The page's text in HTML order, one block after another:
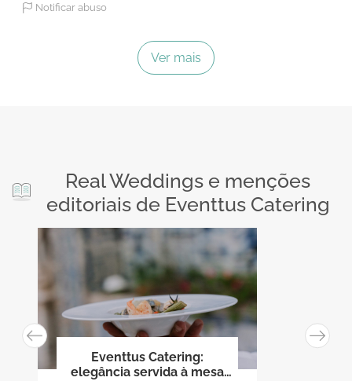
Notificar abuso
Ver mais
Real Weddings e menções
editoriais de Eventtus Catering
Eventtus Catering:
elegância servida à mesa